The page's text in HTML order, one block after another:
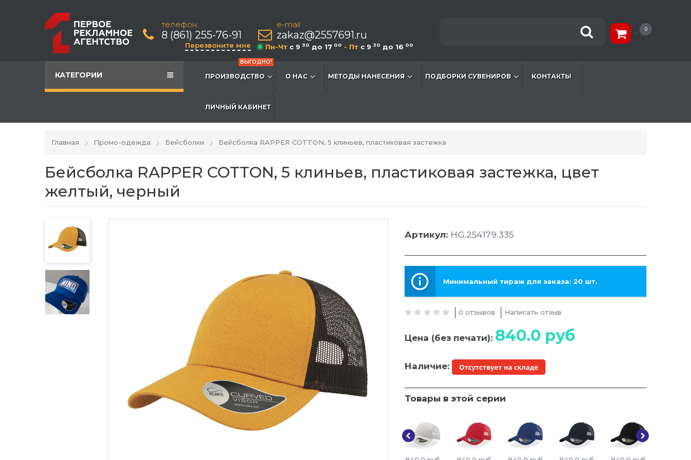
телефон:
8 (861) 255-76-91
Перезвоните мне
e-mail
zakaz@2557691.ru
Пн-Чт c 9 30 до 17 00 - Пт c 9 30 до 16 00
0
КАТЕГОРИИ
ВЫГОДНО!
ПРОИЗВОДСТВО О НАС МЕТОДЫ НАНЕСЕНИЯ ПОДБОРКИ СУВЕНИРОВ КОНТАКТЫ
ЛИЧНЫЙ КАБИНЕТ
Главная Промо-одежда Бейсболки Бейсболка RAPPER COTTON, 5 клиньев, пластиковая застежка
Бейсболка RAPPER COTTON, 5 клиньев, пластиковая застежка, цвет
желтый, черный
Артикул: HG.254179.335
Минимальный тираж для заказа: 20 шт.
0 отзывов Написать отзыв
Цена (без печати): 840.0 руб
Наличие:
Товары в этой серии